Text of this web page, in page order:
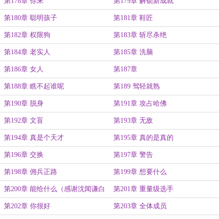
第180章 聪明孩子 第181章 鞋匠
第182章 权限狗 第183章 斩尽杀绝
第184章 老实人 第185章 洗脑
第186章 女人 第187章
第188章 瞧不起谁呢 第189 驾轻就熟
第190章 脱身 第191章 攻占哈佛
第192章 文盲 第193章 无敌
第194章 真是个天才 第195章 真的是真的
第196章 交换 第197章 警告
第198章 佣兵正路 第199章 想要什么
第200章 能给什么（感谢沈闻谦白
银打赏）
第201章 重量级选手
第202章 你很好 第203章 全体成员